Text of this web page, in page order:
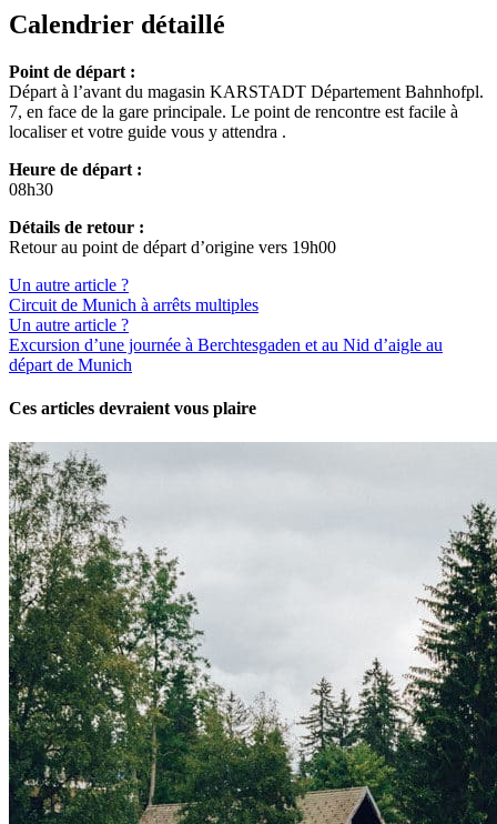
Calendrier détaillé
Point de départ :
Départ à l’avant du magasin KARSTADT Département Bahnhofpl.
7, en face de la gare principale. Le point de rencontre est facile à
localiser et votre guide vous y attendra .
Heure de départ :
08h30
Détails de retour :
Retour au point de départ d’origine vers 19h00
Un autre article ?
Circuit de Munich à arrêts multiples
Un autre article ?
Excursion d’une journée à Berchtesgaden et au Nid d’aigle au
départ de Munich
Ces articles devraient vous plaire